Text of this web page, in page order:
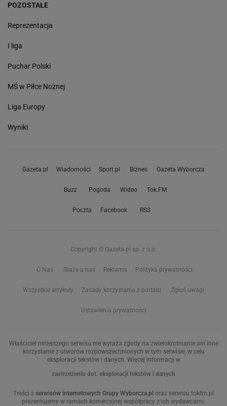
POZOSTAŁE
Reprezentacja
I liga
Puchar Polski
MŚ w Piłce Nożnej
Liga Europy
Wyniki
Gazeta.pl Wiadomości Sport.pl Biznes Gazeta Wyborcza
Buzz Pogoda Wideo Tok.FM
Poczta Facebook RSS
Copyright © Gazeta.pl sp. z o.o.
O Nas Staże u nas Reklama Polityka prywatności
Wszystkie artykuły Zasady korzystania z portalu Zgłoś uwagi
Ustawienia prywatności
Właściciel niniejszego serwisu nie wyraża zgody na zwielokrotnianie ani inne
korzystanie z utworów rozpowszechnionych w tym serwisie, w celu
eksploracji tekstów i danych. Więcej informacji w
zastrzeżeniu dot. eksploracji tekstów i danych
Treści z serwisów internetowych Grupy Wyborcza.pl oraz serwisu tokfm.pl
prezentujemy w ramach komercyjnej współpracy z ich wydawcami: